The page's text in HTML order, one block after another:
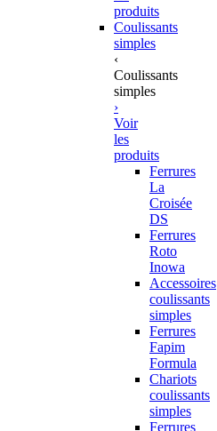
produits
Coulissants
simples
‹
Coulissants
simples
›
Voir
les
produits
Ferrures
La
Croisée
DS
Ferrures
Roto
Inowa
Accessoires
coulissants
simples
Ferrures
Fapim
Formula
Chariots
coulissants
simples
Ferrures